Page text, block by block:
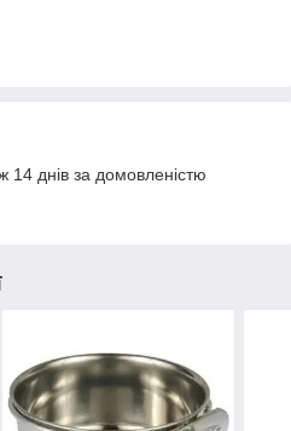
днів за домовленістю